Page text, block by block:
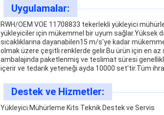
Uygulamalar:
RWH/OEM VOE 11708833 tekerlekli yükleyici
yükleyiciler için mükemmel bir uyum sağlar.Yüksek
sıcaklıklarına dayanabilen15 m/s'ye kadar
olmak üzere çeşitli renklerde gelir.Bu ürün için en
ambalajında paketlenmiş ve teslimat süresi
içerir ve tedarik yeteneği ayda 10000 set'tir.Tüm
Destek ve Hizmetler:
Yükleyici Mühürleme Kits Teknik Destek ve Servis